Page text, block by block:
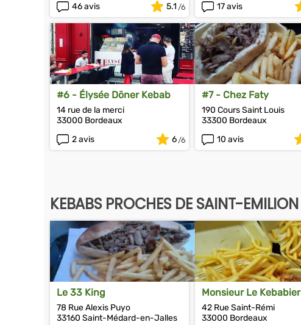
46 avis
5.1
17 avis
#6 - Élysée Döner Kebab
14 rue de la merci
33000 Bordeaux
2 avis
6
#7 - Chez Faty
190 Cours Saint Louis
33300 Bordeaux
10 avis
KEBABS PROCHES DE SAINT-EMILION
Le 33 King
78 Rue Alexis Puyo
33160 Saint-Médard-en-Jalles
Monsieur Le Kebabier
42 Rue Saint-Rémi
33000 Bordeaux